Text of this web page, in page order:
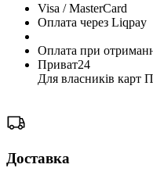
Visa / MasterCard
Оплата через Liqpay
Оплата при
Приват24
Для власників карт
Доставка